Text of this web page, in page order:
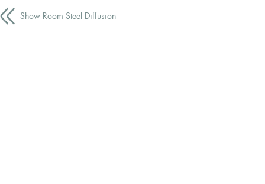
Show Room Steel Diffusion